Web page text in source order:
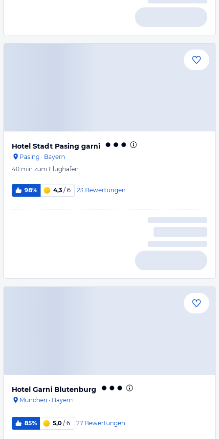
Hotel Stadt Pasing garni
Pasing · Bayern
40 min zum Flughafen
98% 4,3 / 6 23 Bewertungen
Hotel Garni Blutenburg
München · Bayern
85% 5,0 / 6 27 Bewertungen